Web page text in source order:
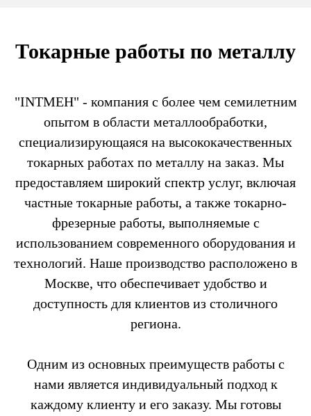
Токарные работы по металлу
"INTMEH" - компания с более чем семилетним
опытом в области металлообработки,
специализирующаяся на высококачественных
токарных работах по металлу на заказ. Мы
предоставляем широкий спектр услуг, включая
частные токарные работы, а также токарно-
фрезерные работы, выполняемые с
использованием современного оборудования и
технологий. Наше производство расположено в
Москве, что обеспечивает удобство и
доступность для клиентов из столичного
региона.
Одним из основных преимуществ работы с
нами является индивидуальный подход к
каждому клиенту и его заказу. Мы готовы